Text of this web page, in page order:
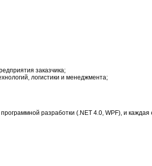
заказчика;
логистики и менеджмента;
разработки (.NET 4.0, WPF), и